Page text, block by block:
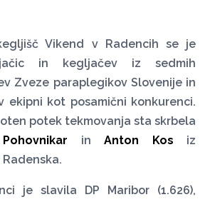
Vikend v Radencih se je
in kegljačev iz sedmih
Zveze paraplegikov Slovenije in
ekipni kot posamični konkurenci.
potek tekmovanja sta skrbela
in Anton Kos iz
je slavila DP Maribor (1.626),